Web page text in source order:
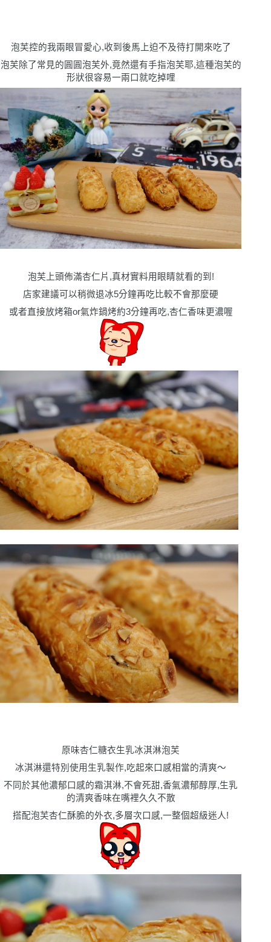
泡芙控的我兩眼冒愛心,收到後馬上迫不及待打開來吃了
泡芙除了常見的圓圓泡芙外,竟然還有手指泡芙耶,這種泡芙的
形狀很容易一兩口就吃掉哩
泡芙上頭佈滿杏仁片,真材實料用眼睛就看的到!
店家建議可以稍微退冰5分鐘再吃比較不會那麼硬
或者直接放烤箱or氣炸鍋烤約3分鐘再吃,杏仁香味更濃喔
原味杏仁糖衣生乳冰淇淋泡芙
冰淇淋還特別使用生乳製作,吃起來口感相當的清爽〜
不同於其他濃郁口感的霜淇淋,不會死甜,香氣濃郁醇厚,生乳
的清爽香味在嘴裡久久不散
搭配泡芙杏仁酥脆的外衣,多層次口感,一整個超級迷人!